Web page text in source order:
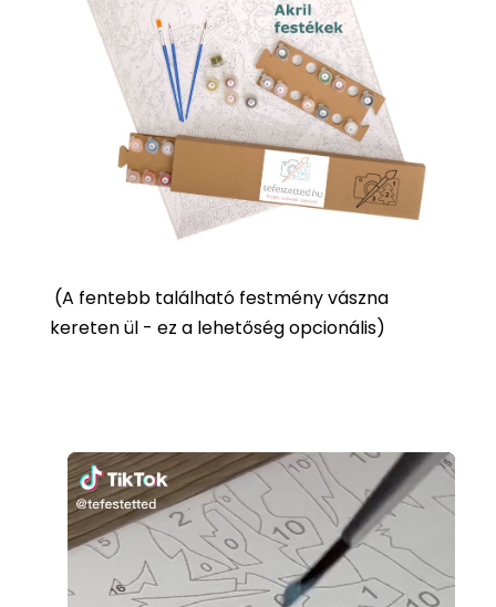
(A fentebb található festmény vászna
kereten ül - ez a lehetőség opcionális)